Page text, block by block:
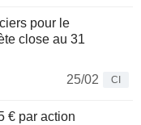
pour le
close au 31
25/02
CI
€ par action